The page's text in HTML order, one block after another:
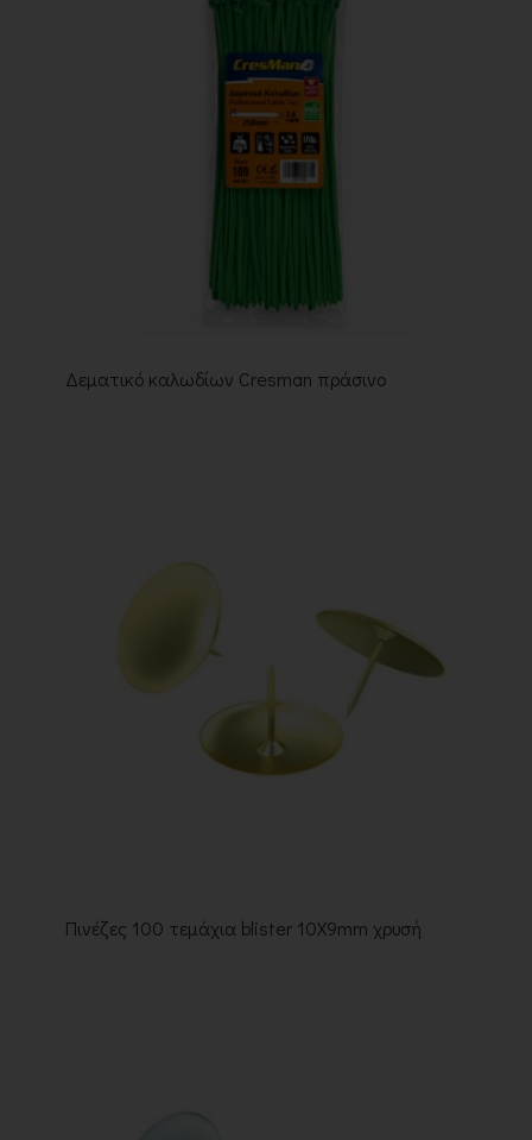
Δεματικό καλωδίων Cresman πράσινο
Πινέζες 100 τεμάχια blister 10X9mm χρυσή